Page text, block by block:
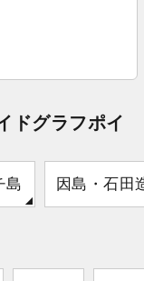
ドグラフポイ
島 因島・石田